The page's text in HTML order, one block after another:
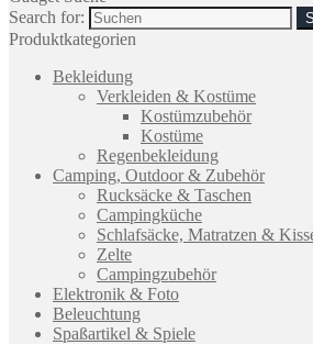
Search for:
Produktkategorien
Bekleidung
Verkleiden & Kostüme
Kostümzubehör
Kostüme
Regenbekleidung
Camping, Outdoor & Zubehör
Rucksäcke & Taschen
Campingküche
Schlafsäcke, Matratzen &
Zelte
Campingzubehör
Elektronik & Foto
Beleuchtung
Spaßartikel & Spiele